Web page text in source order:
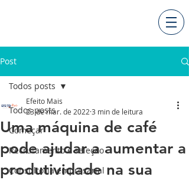
Post
Todos posts
Começar
Recrutamento e seleção
Consultoria empresarial
Todos posts
Uma máquina de café
pode ajudar a aumentar a
produtividade na sua
Efeito Mais
23 de mar. de 2022 3 min de leitura